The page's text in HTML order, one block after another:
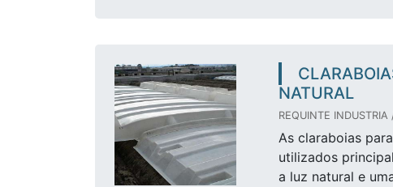
NATURAL
REQUINTE
As claraboias
utilizados
a luz natural e